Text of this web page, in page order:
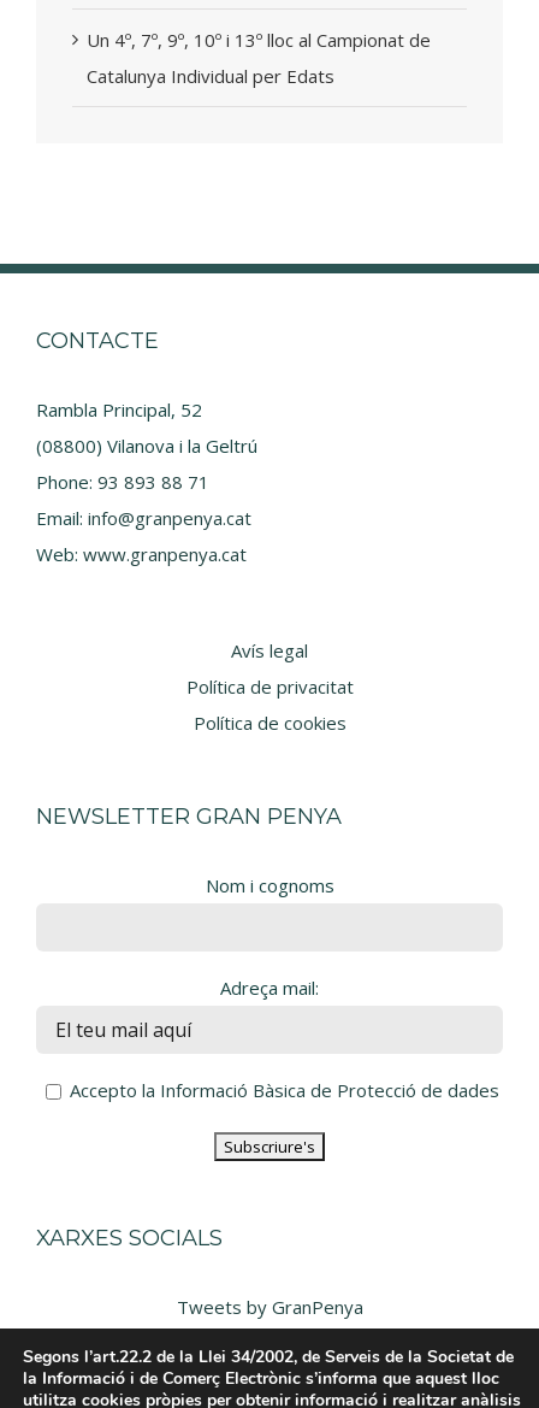
Un 4º, 7º, 9º, 10º i 13º lloc al Campionat de
Catalunya Individual per Edats
CONTACTE
Rambla Principal, 52
(08800) Vilanova i la Geltrú
Phone: 93 893 88 71
Email: info@granpenya.cat
Web: www.granpenya.cat
Avís legal
Política de privacitat
Política de cookies
NEWSLETTER GRAN PENYA
Nom i cognoms
Adreça mail:
Accepto la Informació Bàsica de Protecció de dades
XARXES SOCIALS
Tweets by GranPenya
Segons l’art.22.2 de la Llei 34/2002, de Serveis de la Societat de
la Informació i de Comerç Electrònic s’informa que aquest lloc
utilitza cookies pròpies per obtenir informació i realitzar anàlisis